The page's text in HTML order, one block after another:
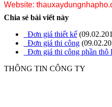
Website:
Chia sẻ bài viết này
Đơn giá thiết kế
Đơn giá thi công
Đơn giá thi công phần thô
THÔNG TIN CÔNG TY